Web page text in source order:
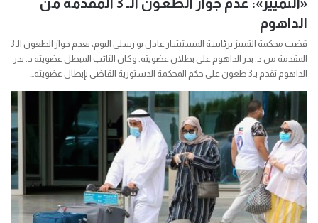
الداهوم
قضت محكمة التمييز برئاسة المستشار عادل بو رسلي اليوم، بعدم جواز الطعون الـ 3
المقدمة من د. بدر الداهوم على بطلان عضويته. وكان النائب المبطل عضويته د. بدر
الداهوم تقدم بـ 3 طعون على حكم المحكمة الدستورية القاضي بإبطال عضويته…